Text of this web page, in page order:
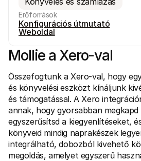
Erőforrások
Konfigurációs útmutató
Weboldal
Mollie a Xero-val
Összefogtunk a Xero-val, hogy
és könyvelési eszközt kínáljunk
és támogatással. A Xero
annak, hogy gyorsabban megkapd
egyszerűsítsd a kiegyenlítéseket,
könyveid mindig naprakészek
integrálható, dobozból kivehető
megoldás, amelyet egyszerű
Technikai erőforrások
Fejlesztői portál
Fedezd fel a fejlesztői erőforrásokat
Könyvtárak
Integráld a Mollie-t az azonnal
Discord közösség
Csatlakozz a fejlesztői
A Mollie-ról
Árazás
Tekintsd meg a díjszabásunkat